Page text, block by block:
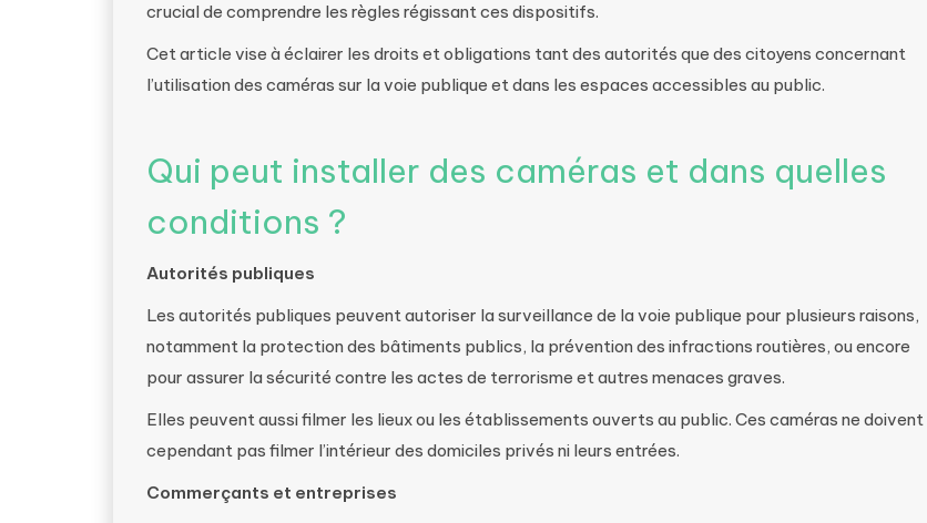
crucial de comprendre les règles régissant ces dispositifs.
Cet article vise à éclairer les droits et obligations tant des autorités que des citoyens concernant
l’utilisation des caméras sur la voie publique et dans les espaces accessibles au public.
Qui peut installer des caméras et dans quelles
conditions ?
Autorités publiques
Les autorités publiques peuvent autoriser la surveillance de la voie publique pour plusieurs raisons,
notamment la protection des bâtiments publics, la prévention des infractions routières, ou encore
pour assurer la sécurité contre les actes de terrorisme et autres menaces graves.
Elles peuvent aussi filmer les lieux ou les établissements ouverts au public. Ces caméras ne doivent
cependant pas filmer l’intérieur des domiciles privés ni leurs entrées.
Commerçants et entreprises